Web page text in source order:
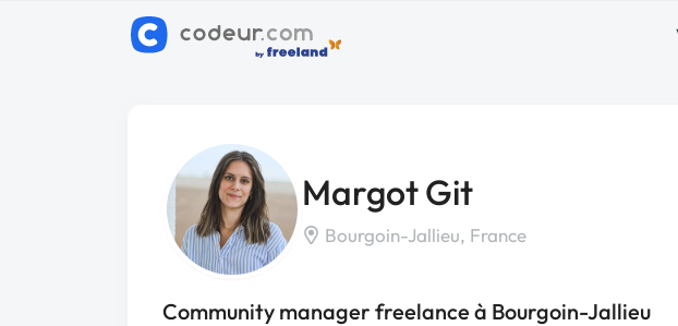
Margot Git
Bourgoin-Jallieu, France
Community manager freelance à Bourgoin-Jallieu